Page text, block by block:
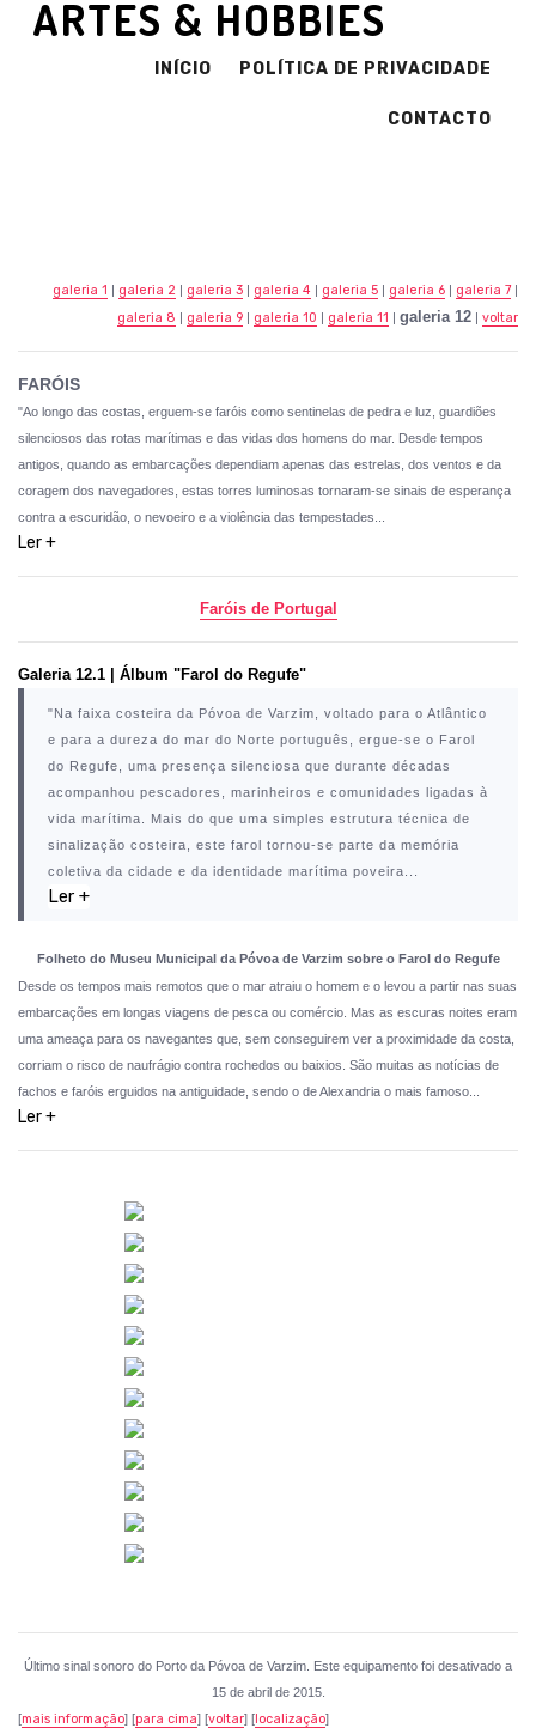
ARTES & HOBBIES
INÍCIO POLÍTICA DE PRIVACIDADE
CONTACTO
galeria 1 | galeria 2 | galeria 3 | galeria 4 | galeria 5 | galeria 6 | galeria 7|
galeria 8 | galeria 9 | galeria 10 | galeria 11 | galeria 12 | voltar
FARÓIS
"Ao longo das costas, erguem-se faróis como sentinelas de pedra e luz, guardiões
silenciosos das rotas marítimas e das vidas dos homens do mar. Desde tempos
antigos, quando as embarcações dependiam apenas das estrelas, dos ventos e da
coragem dos navegadores, estas torres luminosas tornaram-se sinais de esperança
contra a escuridão, o nevoeiro e a violência das tempestades...
Ler +
Faróis de Portugal
Galeria 12.1 | Álbum "Farol do Regufe"
"Na faixa costeira da Póvoa de Varzim , voltado para o Atlântico
e para a dureza do mar do Norte português, ergue-se o Farol
do Regufe, uma presença silenciosa que durante décadas
acompanhou pescadores, marinheiros e comunidades ligadas à
vida marítima. Mais do que uma simples estrutura técnica de
sinalização costeira, este farol tornou-se parte da memória
coletiva da cidade e da identidade marítima poveira...
Ler +
Folheto do Museu Municipal da Póvoa de Varzim sobre o Farol do Regufe
Desde os tempos mais remotos que o mar atraiu o homem e o levou a partir nas suas
embarcações em longas viagens de pesca ou comércio. Mas as escuras noites eram
uma ameaça para os navegantes que, sem conseguirem ver a proximidade da costa,
corriam o risco de naufrágio contra rochedos ou baixios. São muitas as notícias de
fachos e faróis erguidos na antiguidade, sendo o de Alexandria o mais famoso...
Ler +
Último sinal sonoro do Porto da Póvoa de Varzim. Este equipamento foi desativado a
15 de abril de 2015.
[mais informação] [para cima] [voltar] [localização]